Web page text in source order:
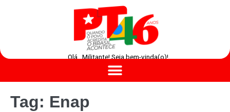
Olá , Militante! Seja bem-vinda(o)!
Tag: Enap